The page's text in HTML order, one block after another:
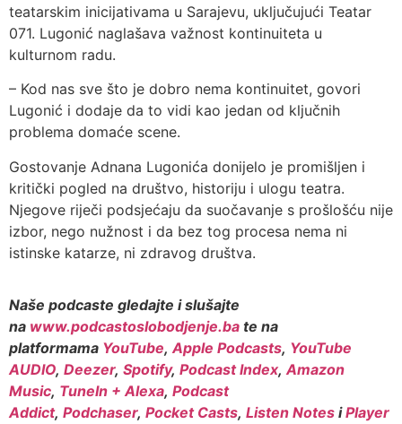
teatarskim inicijativama u Sarajevu, uključujući Teatar
071. Lugonić naglašava važnost kontinuiteta u
kulturnom radu.
– Kod nas sve što je dobro nema kontinuitet, govori
Lugonić i dodaje da to vidi kao jedan od ključnih
problema domaće scene.
Gostovanje Adnana Lugonića donijelo je promišljen i
kritički pogled na društvo, historiju i ulogu teatra.
Njegove riječi podsjećaju da suočavanje s prošlošću nije
izbor, nego nužnost i da bez tog procesa nema ni
istinske katarze, ni zdravog društva.
Naše podcaste gledajte i slušajte
na www.podcastoslobodjenje.ba te na
platformama YouTube,Apple Podcasts, YouTube
AUDIO, Deezer, Spotify, Podcast Index,Amazon
Music, TuneIn + Alexa, Podcast
Addict, Podchaser, Pocket Casts, Listen Notes iPlayer